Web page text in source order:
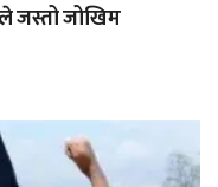
जस्तो जोखिम